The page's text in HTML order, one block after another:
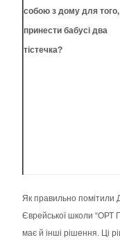
собою з дому для
принести бабусі два
тістечка?
Як правильно помітили
Єврейської школи “ОРТ
має й інші рішення. Ці